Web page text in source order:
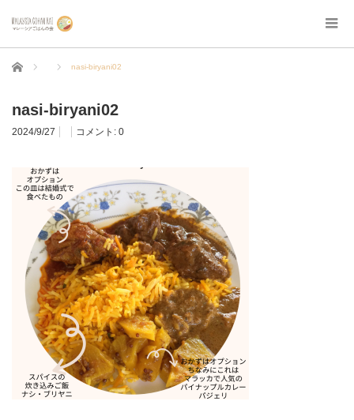
ホーム nasi-biryani02
nasi-biryani02
2024/9/27 コメント: 0